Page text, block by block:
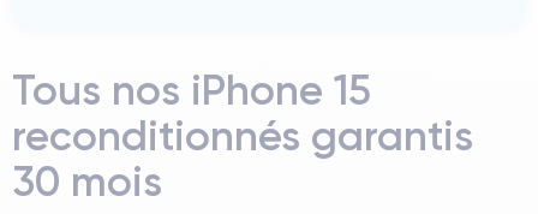
Tous nos iPhone 15
reconditionnés garantis
30 mois